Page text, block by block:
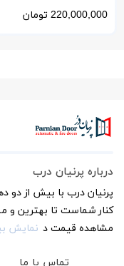
بیمارستانی CLEAN ROOM
220,000,000 تومان
درباره پرنیان درب
پرنیان درب با بیش از دو
کنار شماست تا بهترین و
مشاهده قیمت د نمایش
تماس با ما